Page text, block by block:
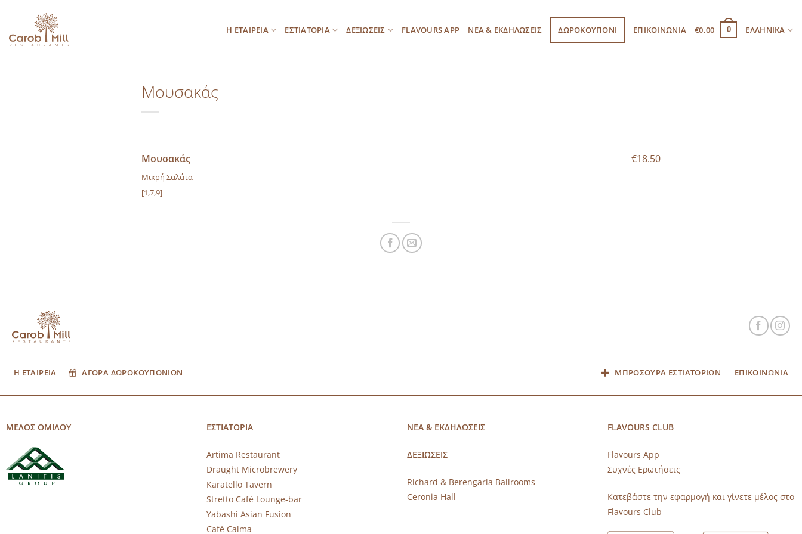
περιεχόμενο
Η ΕΤΑΙΡΕΙΑ ΕΣΤΙΑΤΟΡΙΑ ΔΕΞΙΩΣΕΙΣ FLAVOURS APP ΝΕΑ & ΕΚΔΗΛΩΣΕΙΣ ΔΩΡΟΚΟΥΠΟΝΙ ΕΠΙΚΟΙΝΩΝΙΑ €0,00 0 ΕΛΛΗΝΙΚΆ
Μουσακάς
Μουσακάς €18.50
Μικρή Σαλάτα
[1,7,9]
Η ΕΤΑΙΡΕΙΑ ΑΓΟΡΑ ΔΩΡΟΚΟΥΠΟΝΙΩΝ ΜΠΡΟΣΟΥΡΑ ΕΣΤΙΑΤΟΡΙΩΝ ΕΠΙΚΟΙΝΩΝΙΑ
ΜΕΛΟΣ ΟΜΙΛΟΥ ΕΣΤΙΑΤΟΡΙΑ
Artima Restaurant
Draught Microbrewery
Karatello Tavern
Stretto Café Lounge-bar
Yabashi Asian Fusion
Café Calma
ΝΕΑ & ΕΚΔΗΛΩΣΕΙΣ
ΔΕΞΙΩΣΕΙΣ
Richard & Berengaria Ballrooms
Ceronia Hall
FLAVOURS CLUB
Flavours App
Συχνές Ερωτήσεις
Κατεβάστε την εφαρμογή και γίνετε μέλος στο
Flavours Club